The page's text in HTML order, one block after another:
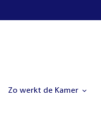
Zo werkt de Kamer